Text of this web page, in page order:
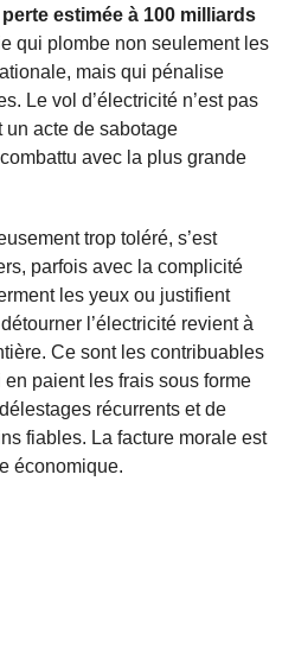
estimée à 100 milliards
qui plombe non seulement les
mais qui pénalise
Le vol d’électricité n’est pas
un acte de sabotage
avec la plus grande
trop toléré, s’est
parfois avec la complicité
les yeux ou justifient
l’électricité revient à
Ce sont les contribuables
paient les frais sous forme
récurrents et de
fiables. La facture morale est
économique.